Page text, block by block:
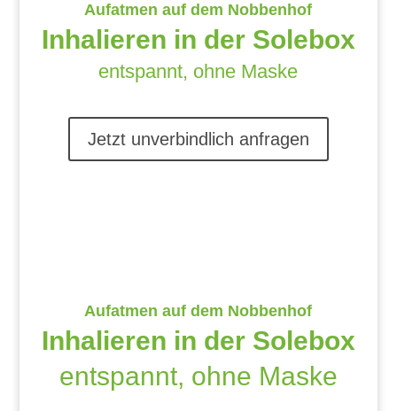
Aufatmen auf dem Nobbenhof
Inhalieren in der Solebox
entspannt, ohne Maske
Jetzt unverbindlich anfragen
Aufatmenauf dem Nobbenhof
Inhalieren in der Solebox
entspannt, ohne Maske